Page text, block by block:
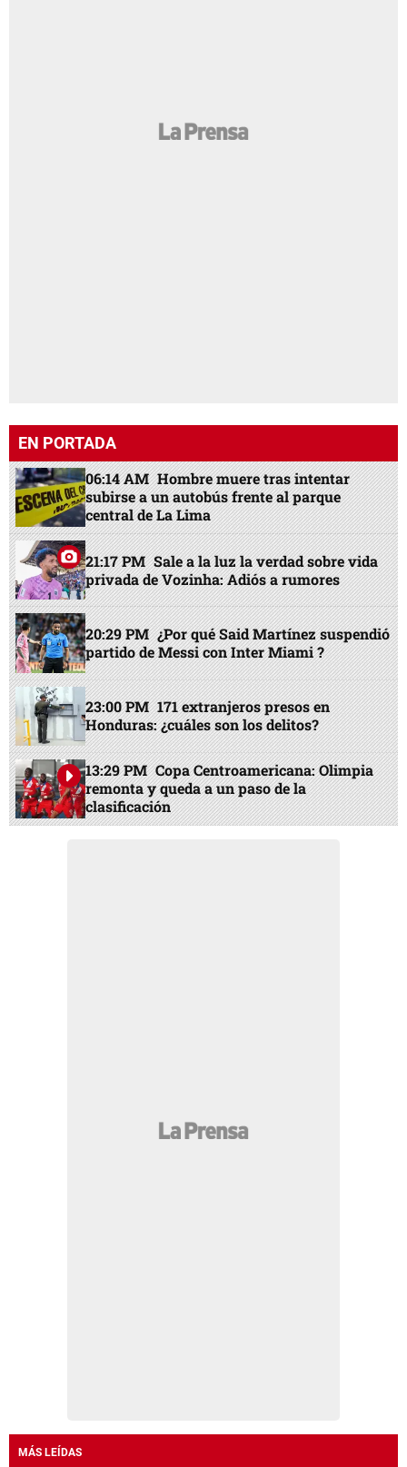
EN PORTADA
06:14 AM Hombre muere tras intentar
subirse a un autobús frente al parque
central de La Lima
21:17 PM Sale a la luz la verdad sobre vida
privada de Vozinha: Adiós a rumores
20:29 PM ¿Por qué Said Martínez suspendió
partido de Messi con Inter Miami ?
23:00 PM 171 extranjeros presos en
Honduras: ¿cuáles son los delitos?
13:29 PM Copa Centroamericana: Olimpia
remonta y queda a un paso de la
clasificación
MÁS LEÍDAS